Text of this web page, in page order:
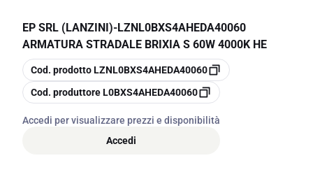
EP SRL (LANZINI)-LZNL0BXS4AHEDA40060
ARMATURA STRADALE BRIXIA S 60W 4000K HE
copia
Cod. prodottoLZNL0BXS4AHEDA40060
copia
Cod. produttoreL0BXS4AHEDA40060
Accedi per visualizzare prezzi e disponibilità
Accedi